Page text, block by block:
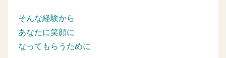
そんな経験から
あなたに笑顔に
なってもらうために